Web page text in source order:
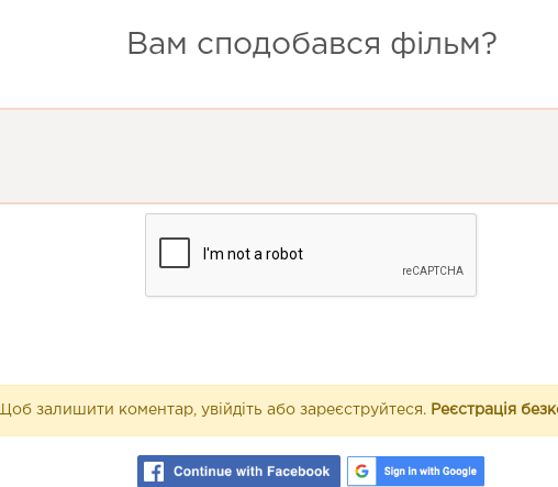
Вам сподобався фільм?
Щоб залишити коментар, увійдіть або зареєструйтеся. Реєстрація